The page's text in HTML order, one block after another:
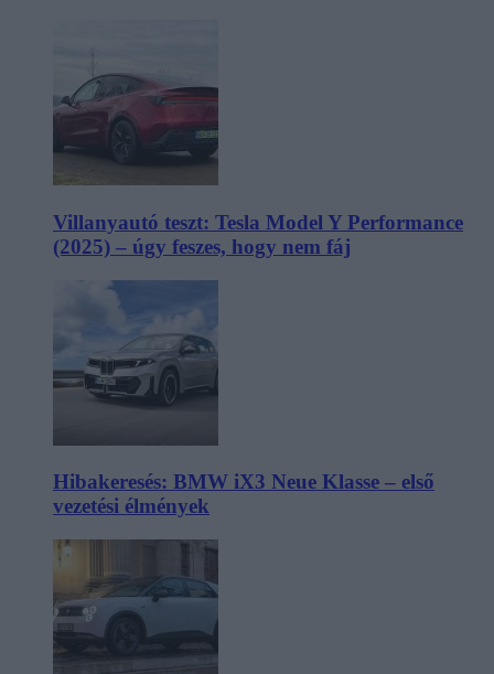
Villanyautó teszt: Tesla Model Y Performance
(2025) – úgy feszes, hogy nem fáj
Hibakeresés: BMW iX3 Neue Klasse – első
vezetési élmények